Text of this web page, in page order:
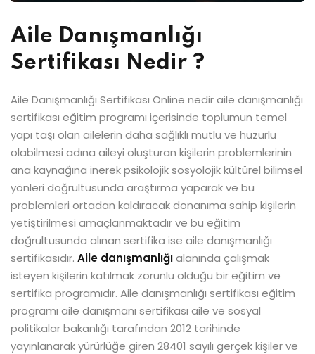
Aile Danışmanlığı
Sertifikası Nedir ?
Aile Danışmanlığı Sertifikası Online nedir aile danışmanlığı
sertifikası eğitim programı içerisinde toplumun temel
yapı taşı olan ailelerin daha sağlıklı mutlu ve huzurlu
olabilmesi adına aileyi oluşturan kişilerin problemlerinin
ana kaynağına inerek psikolojik sosyolojik kültürel bilimsel
yönleri doğrultusunda araştırma yaparak ve bu
problemleri ortadan kaldıracak donanıma sahip kişilerin
yetiştirilmesi amaçlanmaktadır ve bu eğitim
doğrultusunda alınan sertifika ise aile danışmanlığı
sertifikasıdır. Aile danışmanlığıalanında çalışmak
isteyen kişilerin katılmak zorunlu olduğu bir eğitim ve
sertifika programıdır. Aile danışmanlığı sertifikası eğitim
programı aile danışmanı sertifikası aile ve sosyal
politikalar bakanlığı tarafından 2012 tarihinde
yayınlanarak yürürlüğe giren 28401 sayılı gerçek kişiler ve